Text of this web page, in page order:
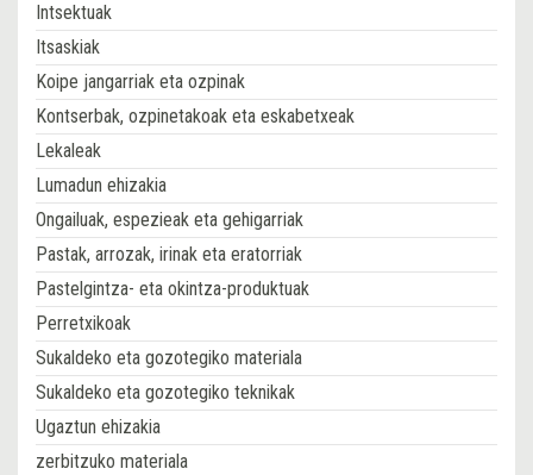
Intsektuak
Itsaskiak
Koipe jangarriak eta ozpinak
Kontserbak, ozpinetakoak eta eskabetxeak
Lekaleak
Lumadun ehizakia
Ongailuak, espezieak eta gehigarriak
Pastak, arrozak, irinak eta eratorriak
Pastelgintza- eta okintza-produktuak
Perretxikoak
Sukaldeko eta gozotegiko materiala
Sukaldeko eta gozotegiko teknikak
Ugaztun ehizakia
zerbitzuko materiala